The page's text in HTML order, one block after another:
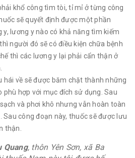
khổ công tìm tòi, tỉ mỉ ở từng công
sẽ quyết định được một phần
lương y nào có khả năng tìm kiếm
người đó sẽ có điều kiện chữa bệnh
thì các lương y lại phải cẩn thận ở
hái về sẽ được băm chặt thành những
phù hợp với mục đích sử dụng. Sau
và phơi khô nhưng vẫn hoàn toàn
công đoạn này, thuốc sẽ được lưu
thận.
Quang, thôn Yên Sơn, xã Ba